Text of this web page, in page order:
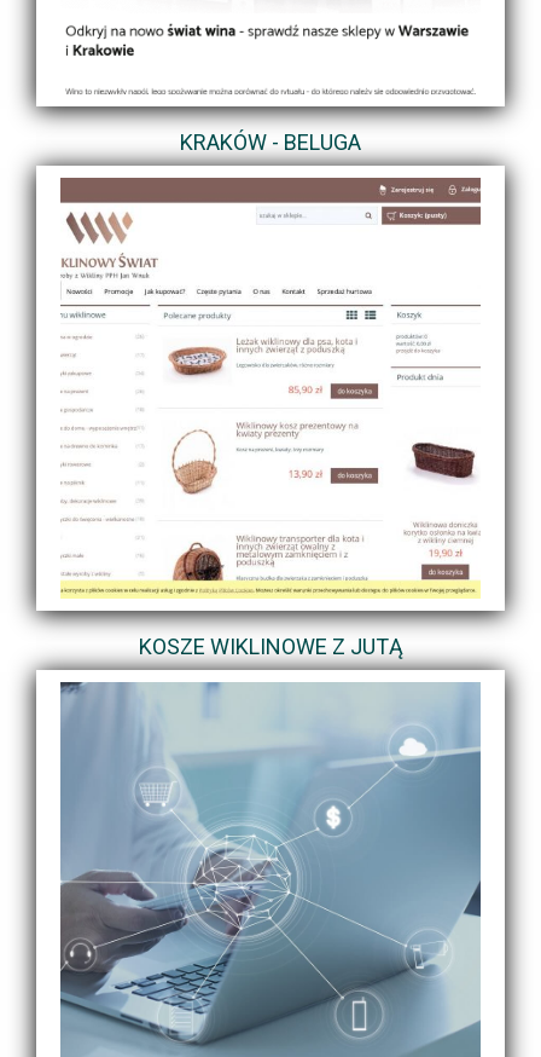
KRAKÓW - BELUGA
KOSZE WIKLINOWE Z JUTĄ